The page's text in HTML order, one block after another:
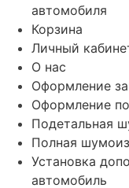
автомобиля
Корзина
Личный
О нас
Оформление
Оформление
Подетальная
Полная
Установка
автомобиль